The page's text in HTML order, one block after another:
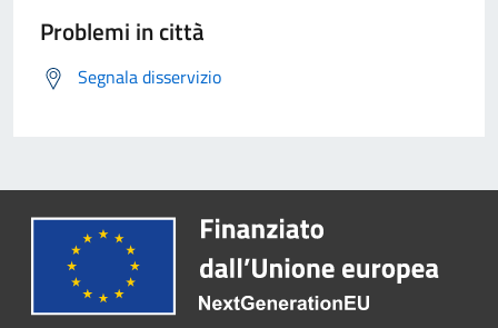
Problemi in città
Segnala disservizio